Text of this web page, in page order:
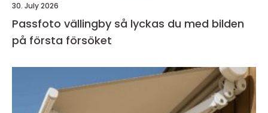
30. July 2026
Passfoto vällingby så lyckas du med bilden
på första försöket